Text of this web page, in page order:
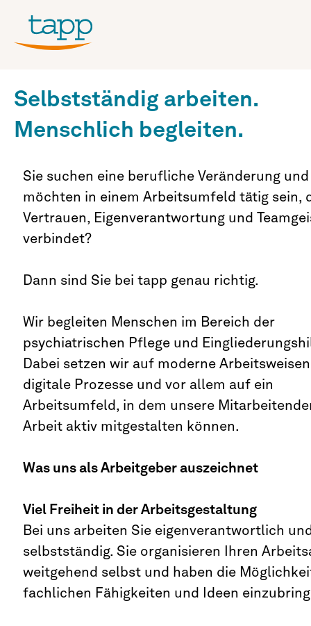
Selbstständig arbeiten.
Menschlich begleiten.
Sie suchen eine berufliche Veränderung und
möchten in einem Arbeitsumfeld tätig sein,
Vertrauen, Eigenverantwortung und
verbindet?
Dann sind Sie bei tapp genau richtig.
Wir begleiten Menschen im Bereich der
psychiatrischen Pflege und
Dabei setzen wir auf moderne
digitale Prozesse und vor allem auf ein
Arbeitsumfeld, in dem unsere
Arbeit aktiv mitgestalten können.
Was uns als Arbeitgeber auszeichnet
Viel Freiheit in der Arbeitsgestaltung
Bei uns arbeiten Sie eigenverantwortlich
selbstständig. Sie organisieren Ihren
weitgehend selbst und haben die
fachlichen Fähigkeiten und Ideen